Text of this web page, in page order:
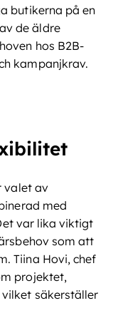
butikerna på en
de äldre
hos B2B-
kampanjkrav.
valet av
med
var lika viktigt
som att
Tiina Hovi, chef
projektet,
säkerställer